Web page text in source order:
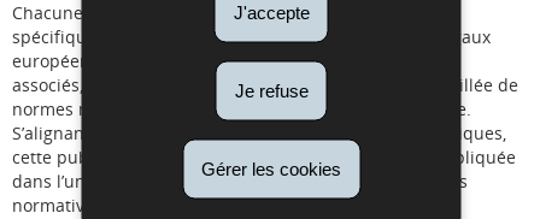
J'accepte
Je refuse
Gérer les cookies
Chacune de ces thématiques fait l’objet d’une section
spécifique, qui détaille les contextes stratégiques et légaux
européens et nationaux, et clarifie les efforts normatifs
associés, notamment en fournissant une sélection détaillée de
normes répondant aux défis propres à chaque domaine.
S’alignant sur les besoins concrets des acteurs économiques,
cette publication permettra à toute partie prenante impliquée
dans l’une de ces thématiques, d’identifier des solutions
normatives adaptées à ses activités.